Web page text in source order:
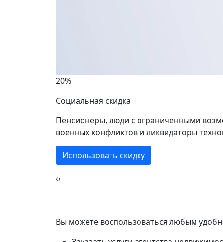
20%
Социальная скидка
Пенсионеры, люди с ограниченными
военных конфликтов и ликвидаторы
Использовать скидку
‹›
Вы можете воспользоваться любым